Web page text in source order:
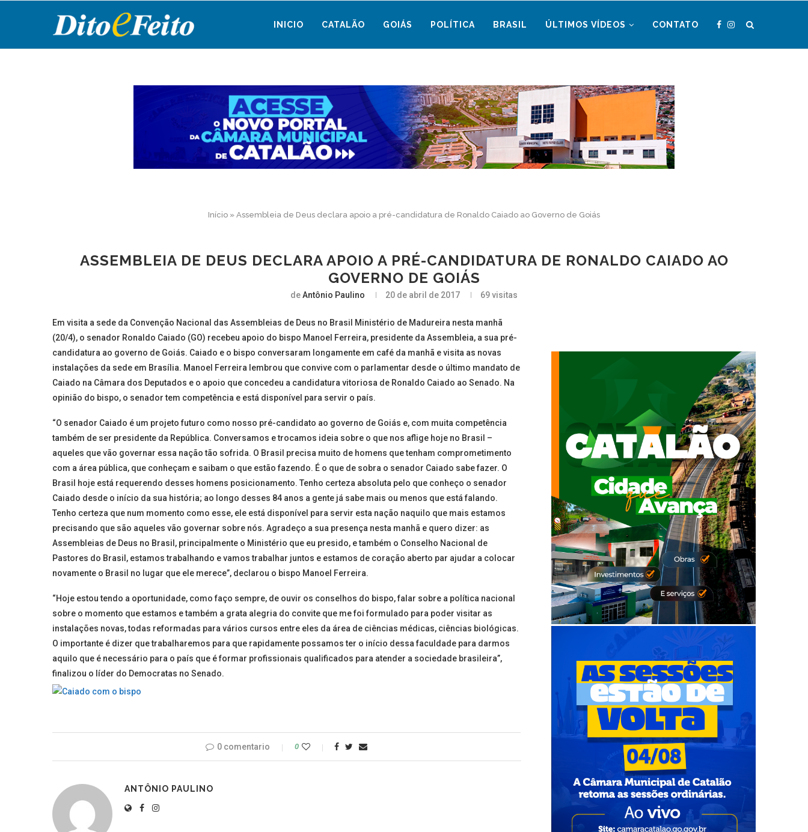
INICIO CATALÃO GOIÁS POLÍTICA BRASIL ÚLTIMOS VÍDEOS CONTATO
Início » Assembleia de Deus declara apoio a pré-candidatura de Ronaldo Caiado ao Governo de Goiás
ASSEMBLEIA DE DEUS DECLARA APOIO A PRÉ-CANDIDATURA DE RONALDO CAIADO AO
GOVERNO DE GOIÁS
deAntônio Paulino 20 de abril de 2017 69visitas
Em visita a sede da Convenção Nacional das Assembleias de Deus no Brasil Ministério de Madureira nesta manhã
(20/4), o senador Ronaldo Caiado (GO) recebeu apoio do bispo Manoel Ferreira, presidente da Assembleia, a sua pré-
candidatura ao governo de Goiás. Caiado e o bispo conversaram longamente em café da manhã e visita as novas
instalações da sede em Brasília. Manoel Ferreira lembrou que convive com o parlamentar desde o último mandato de
Caiado na Câmara dos Deputados e o apoio que concedeu a candidatura vitoriosa de Ronaldo Caiado ao Senado. Na
opinião do bispo, o senador tem competência e está disponível para servir o país.
“O senador Caiado é um projeto futuro como nosso pré-candidato ao governo de Goiás e, com muita competência
também de ser presidente da República. Conversamos e trocamos ideia sobre o que nos aflige hoje no Brasil –
aqueles que vão governar essa nação tão sofrida. O Brasil precisa muito de homens que tenham comprometimento
com a área pública, que conheçam e saibam o que estão fazendo. É o que de sobra o senador Caiado sabe fazer. O
Brasil hoje está requerendo desses homens posicionamento. Tenho certeza absoluta pelo que conheço o senador
Caiado desde o início da sua história; ao longo desses 84 anos a gente já sabe mais ou menos que está falando.
Tenho certeza que num momento como esse, ele está disponível para servir esta nação naquilo que mais estamos
precisando que são aqueles vão governar sobre nós. Agradeço a sua presença nesta manhã e quero dizer: as
Assembleias de Deus no Brasil, principalmente o Ministério que eu presido, e também o Conselho Nacional de
Pastores do Brasil, estamos trabalhando e vamos trabalhar juntos e estamos de coração aberto par ajudar a colocar
novamente o Brasil no lugar que ele merece”, declarou o bispo Manoel Ferreira.
“Hoje estou tendo a oportunidade, como faço sempre, de ouvir os conselhos do bispo, falar sobre a política nacional
sobre o momento que estamos e também a grata alegria do convite que me foi formulado para poder visitar as
instalações novas, todas reformadas para vários cursos entre eles da área de ciências médicas, ciências biológicas.
O importante é dizer que trabalharemos para que rapidamente possamos ter o início dessa faculdade para darmos
aquilo que é necessário para o país que é formar profissionais qualificados para atender a sociedade brasileira”,
finalizou o líder do Democratas no Senado.
0 comentario 0
ANTÔNIO PAULINO